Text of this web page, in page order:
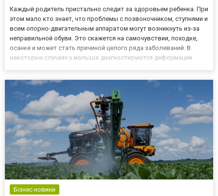
Каждый родитель пристально следит за здоровьем ребенка. При
этом мало кто знает, что проблемы с позвоночником, ступнями и
всем опорно-двигательным аппаратом могут возникнуть из-за
неправильной обуви. Это скажется на самочувствии, походке,
осанке и может стать причиной целого ряда заболеваний. В
некоторых случаях у малыша диагностируются деформации
Бізнес новини